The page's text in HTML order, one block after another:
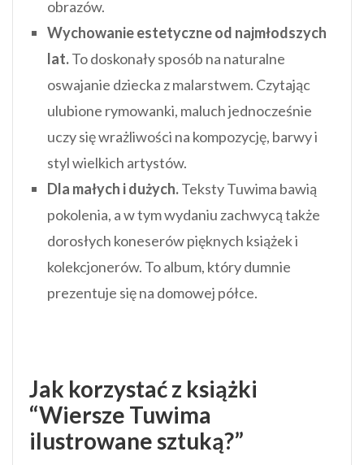
obrazów.
Wychowanie estetyczne od najmłodszych
lat.To doskonały sposób na naturalne
oswajanie dziecka z malarstwem. Czytając
ulubione rymowanki, maluch jednocześnie
uczy się wrażliwości na kompozycję, barwy i
styl wielkich artystów.
Dla małych i dużych.Teksty Tuwima bawią
pokolenia, a w tym wydaniu zachwycą także
dorosłych koneserów pięknych książek i
kolekcjonerów. To album, który dumnie
prezentuje się na domowej półce.
Jak korzystać z książki
“Wiersze Tuwima
ilustrowane sztuką?”